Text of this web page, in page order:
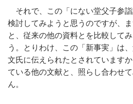
それで、この「にない堂父子参
検討してみようと思うのですが、
と、従来の他の資料とを比較して
う。とりわけ、この「新事実」は
文氏に伝えられたとされています
ている他の文献と、照らし合わせ
ん。